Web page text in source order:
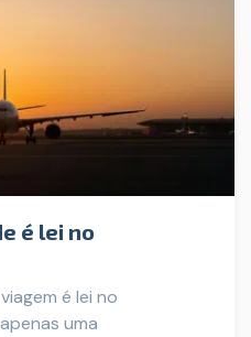
é lei no
é lei no
uma